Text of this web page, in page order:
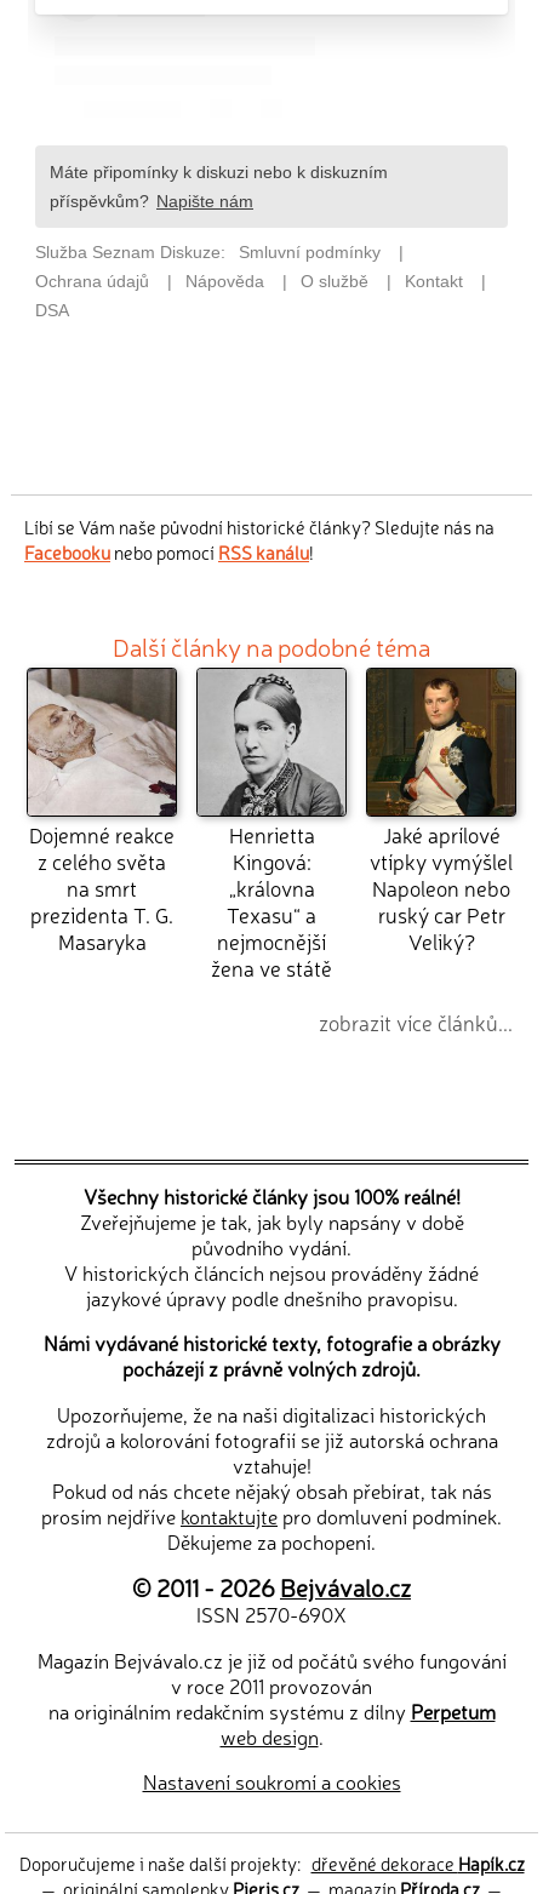
Líbí se Vám naše původní historické články? Sledujte nás na
Facebookunebo pomocí RSS kanálu!
Další články na podobné téma
Dojemné reakce
z celého světa
na smrt
prezidenta T. G.
Masaryka
Henrietta
Kingová:
„královna
Texasu“ a
nejmocnější
žena ve státě
Jaké aprílové
vtípky vymýšlel
Napoleon nebo
ruský car Petr
Veliký?
zobrazit více článků...
Všechny historické články jsou 100% reálné!
Zveřejňujeme je tak, jak byly napsány v době
původního vydání.
V historických článcích nejsou prováděny žádné
jazykové úpravy podle dnešního pravopisu.
Námi vydávané historické texty, fotografie a obrázky
pocházejí z právně volných zdrojů.
Upozorňujeme, že na naši digitalizaci historických
zdrojů a kolorování fotografií se již autorská ochrana
vztahuje!
Pokud od nás chcete nějaký obsah přebírat, tak nás
prosím nejdříve kontaktujte pro domluvení podmínek.
Děkujeme za pochopení.
© 2011 - 2026Bejvávalo.cz
ISSN 2570-690X
Magazín Bejvávalo.cz je již od počátů svého fungování
v roce 2011 provozován
na originálním redakčním systému z dílny Perpetum
web design.
Nastavení soukromí a cookies
Doporučujeme i naše další projekty: dřevěné dekorace Hapík.cz
— originální samolepkyPieris.cz — magazínPříroda.cz —